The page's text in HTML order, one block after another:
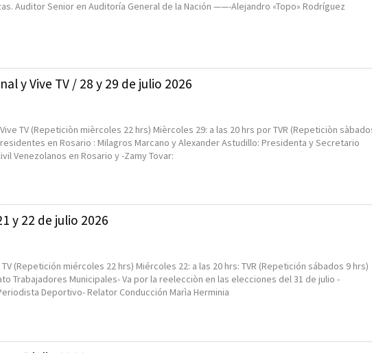
Auditor Senior en Auditoría General de la Nación ——-Alejandro «Topo» Rodríguez
y Vive TV / 28 y 29 de julio 2026
TV (Repeticiòn mièrcoles 22 hrs) Mièrcoles 29: a las 20 hrs por TVR (Repeticiòn
en Rosario : Milagros Marcano y Alexander Astudillo: Presidenta y Secretario
Venezolanos en Rosario y -Zamy Tovar:
y 22 de julio 2026
(Repetición miércoles 22 hrs) Miércoles 22: a las 20 hrs: TVR (Repetición sábados 9 hrs)
Trabajadores Municipales- Va por la reelecciòn en las elecciones del 31 de julio -
Deportivo- Relator Conducción Marìa Herminia